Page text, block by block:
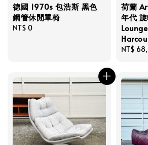
德國 1970s 包浩斯 黑色
鋼管休閒單椅
Regular
NT$ 0
荷蘭
年代
Regular
NT$